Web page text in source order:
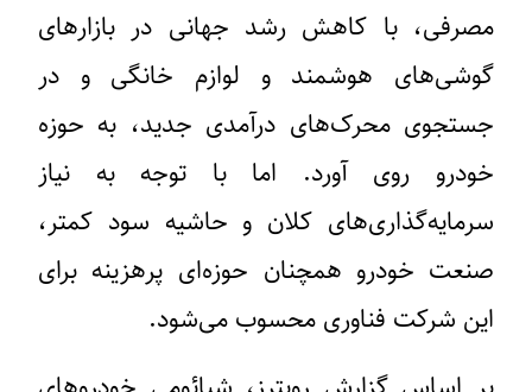
مصرفی، با کاهش رشد جهانی در بازارهای
گوشی‌های هوشمند و لوازم خانگی و در
جستجوی محرک‌های درآمدی جدید، به حوزه
خودرو روی آورد. اما با توجه به نیاز
سرمایه‌گذاری‌های کلان و حاشیه سود کمتر،
صنعت خودرو همچنان حوزه‌ای پرهزینه برای
این شرکت فناوری محسوب می‌شود.